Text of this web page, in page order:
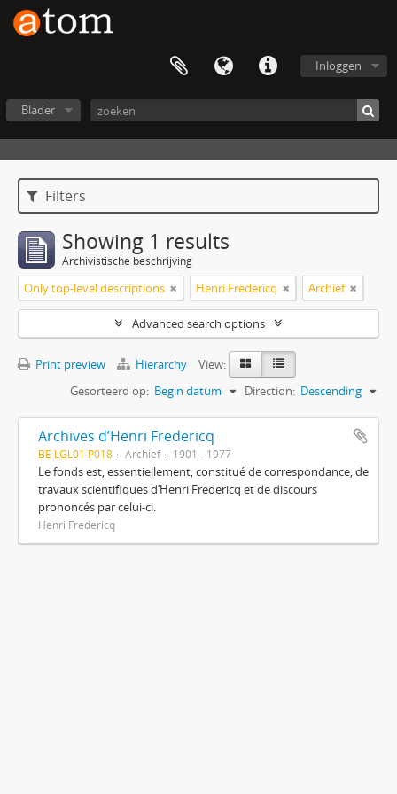
Inloggen
Blader
Filters
Showing 1 results
Archivistische beschrijving
Only top-level descriptions Henri Fredericq Archief
Advanced search options
Print preview Hierarchy
View:
Gesorteerd op: Begin datum Direction: Descending
Archives d’Henri Fredericq
BE LGL01 P018 Archief 1901 - 1977
Le fonds est, essentiellement, constitué de correspondance, de
travaux scientifiques d’Henri Fredericq et de discours
prononcés par celui-ci.
Henri Fredericq